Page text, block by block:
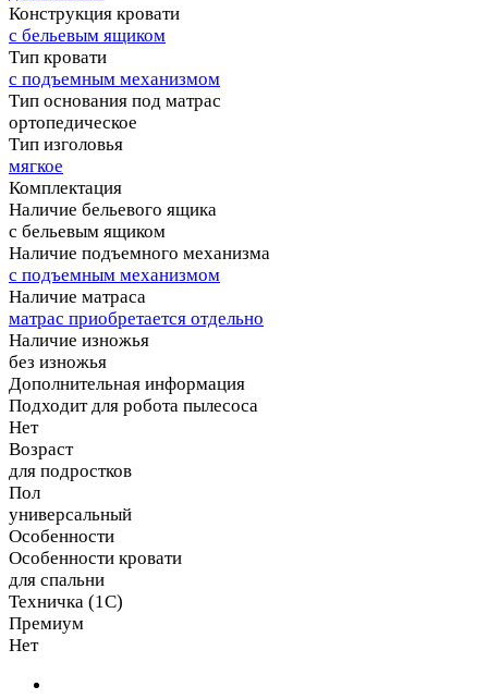
Конструкция кровати
с бельевым ящиком
Тип кровати
с подъемным механизмом
Тип основания под матрас
ортопедическое
Тип изголовья
мягкое
Комплектация
Наличие бельевого ящика
с бельевым ящиком
Наличие подъемного механизма
с подъемным механизмом
Наличие матраса
матрас приобретается отдельно
Наличие изножья
без изножья
Дополнительная информация
Подходит для робота пылесоса
Нет
Возраст
для подростков
Пол
универсальный
Особенности
Особенности кровати
для спальни
Техничка (1С)
Премиум
Нет